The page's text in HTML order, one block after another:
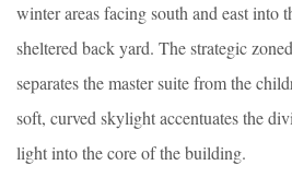
winter areas facing south and east into
sheltered back yard. The strategic
separates the master suite from the
soft, curved skylight accentuates the
light into the core of the building.